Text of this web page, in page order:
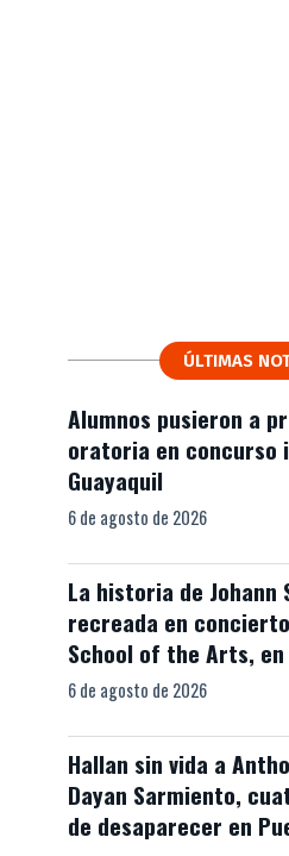
ÚLTIMAS
Alumnos pusieron a
oratoria en concurso
Guayaquil
6 de agosto de 2026
La historia de Johann
recreada en
School of the Arts, en
6 de agosto de 2026
Hallan sin vida a
Dayan Sarmiento,
de desaparecer en